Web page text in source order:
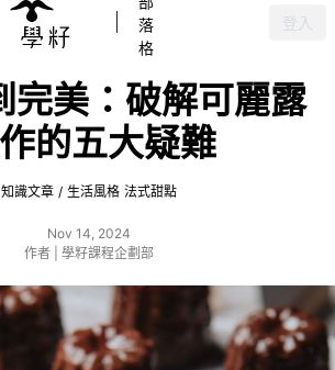
登入
落
格
完美：破解可麗露
的五大疑難
知識文章 / 生活風格 法式甜點
Nov 14, 2024
作者 | 學籽課程企劃部